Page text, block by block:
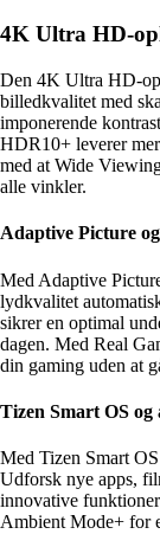
4K Ultra HD-
Den 4K Ultra HD-
billedkvalitet med
imponerende
HDR10+ leverer
med at Wide
alle vinkler.
Adaptive Picture
Med Adaptive
lydkvalitet
sikrer en optimal
dagen. Med Real
din gaming uden at
Tizen Smart OS
Med Tizen Smart
Udforsk nye apps,
innovative
Ambient Mode+ for